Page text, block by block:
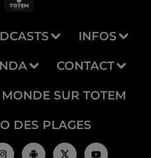
INFOS
CONTACT
SUR TOTEM
DES PLAGES